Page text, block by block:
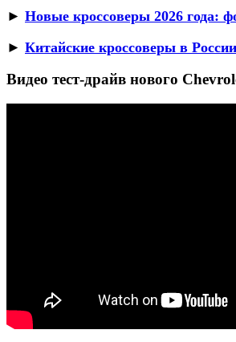
► Новые кроссоверы 2026 года:
► Китайские кроссоверы в
Видео тест-драйв нового